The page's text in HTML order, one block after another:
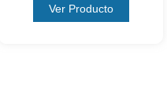
Ver Producto